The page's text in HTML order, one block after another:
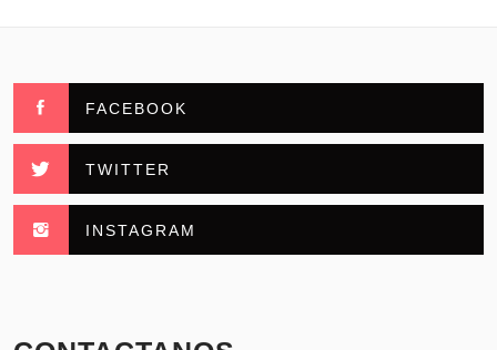
FACEBOOK
TWITTER
INSTAGRAM